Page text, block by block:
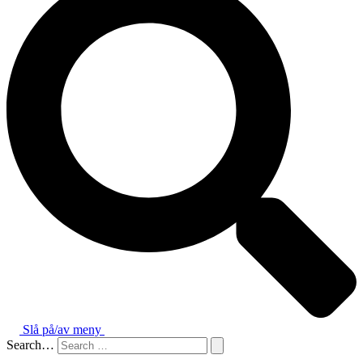
Slå på/av meny
Search…